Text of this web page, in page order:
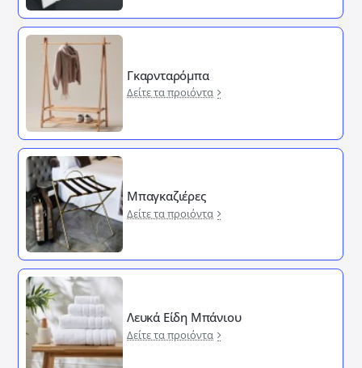
Γκαρνταρόμπα
Δείτε τα προιόντα
Μπαγκαζιέρες
Δείτε τα προιόντα
Λευκά Είδη Μπάνιου
Δείτε τα προιόντα